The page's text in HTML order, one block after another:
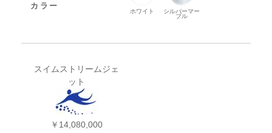
カラー
ホワイト シルバーマー
ブル
スイムストリームジェ
ット
￥14,080,000